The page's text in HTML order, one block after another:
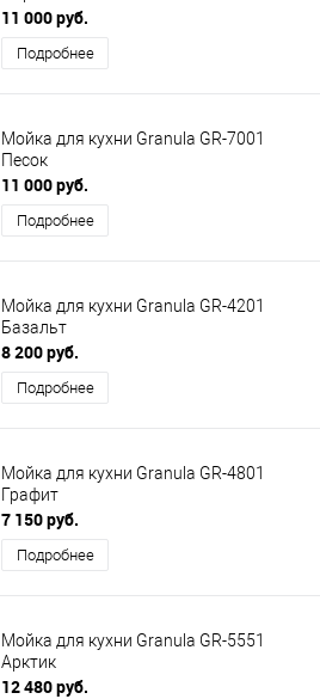
11 000 руб.
Подробнее
Мойка для кухни Granula GR-7001
Песок
11 000 руб.
Подробнее
Мойка для кухни Granula GR-4201
Базальт
8 200 руб.
Подробнее
Мойка для кухни Granula GR-4801
Графит
7 150 руб.
Подробнее
Мойка для кухни Granula GR-5551
Арктик
12 480 руб.